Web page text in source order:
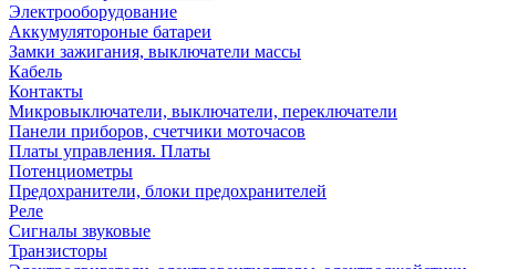
Электрооборудование
Аккумулятороные батареи
Замки зажигания, выключатели массы
Кабель
Контакты
Микровыключатели, выключатели, переключатели
Панели приборов, счетчики моточасов
Платы управления. Платы
Потенциометры
Предохранители, блоки предохранителей
Реле
Сигналы звуковые
Транзисторы